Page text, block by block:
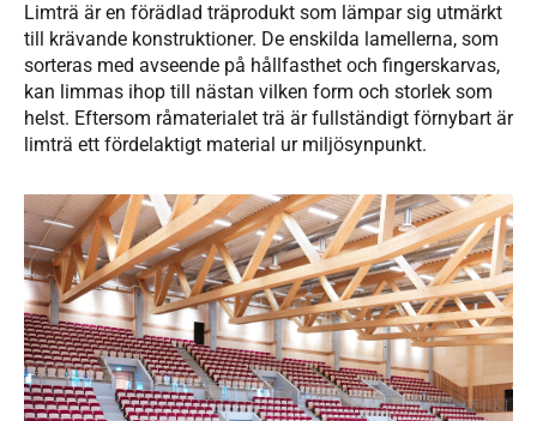
Limträ är en förädlad träprodukt som lämpar sig utmärkt
till krävande konstruktioner. De enskilda lamellerna, som
sorteras med avseende på hållfasthet och fingerskarvas,
kan limmas ihop till nästan vilken form och storlek som
helst. Eftersom råmaterialet trä är fullständigt förnybart är
limträ ett fördelaktigt material ur miljösynpunkt.